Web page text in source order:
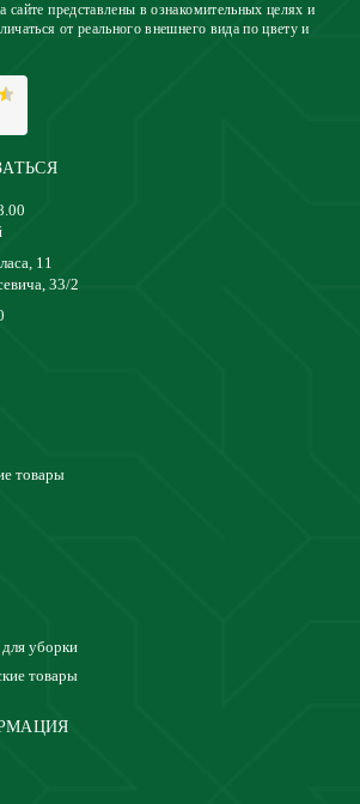
сайте представлены в ознакомительных целях и
от реального внешнего вида по цвету и
11
33/2
товары
уборки
товары